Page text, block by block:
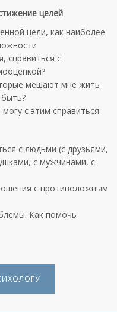
целей
цели, как наиболее
справиться с
мешают мне жить
с этим справиться
с людьми (с друзьями,
с мужчинами, с
с противоложным
Как помочь